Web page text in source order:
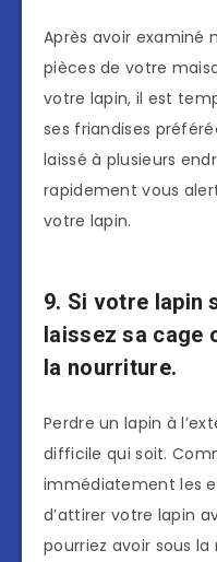
Après avoir examiné
pièces de votre
votre lapin, il est
ses friandises
laissé à plusieurs
rapidement vous
votre lapin.
9. Si votre lapin
laissez sa cage
la nourriture.
Perdre un lapin à
difficile qui soit.
immédiatement les
d’attirer votre lapin
pourriez avoir sous la